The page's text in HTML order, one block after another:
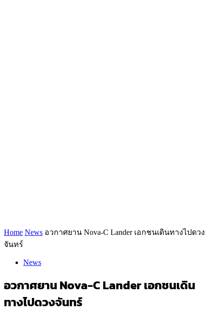
Home News อวกาศยาน Nova-C Lander เอกชนเดินทางไปดวง
จันทร์
News
อวกาศยาน Nova-C Lander เอกชนเดิน
ทางไปดวงจันทร์